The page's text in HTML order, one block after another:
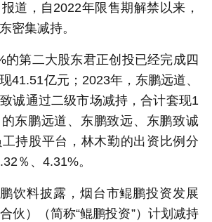
道，自2022年限售期解禁以来，
密集减持。
的第二大股东君正创投已经完成四
41.51亿元；2023年，东鹏远道、
诚通过二级市场减持，合计套现1
东鹏远道、东鹏致远、东鹏致诚
持股平台，林木勤的出资比例分
％、4.31%。
饮料披露，烟台市鲲鹏投资发展
伙）（简称“鲲鹏投资”）计划减持